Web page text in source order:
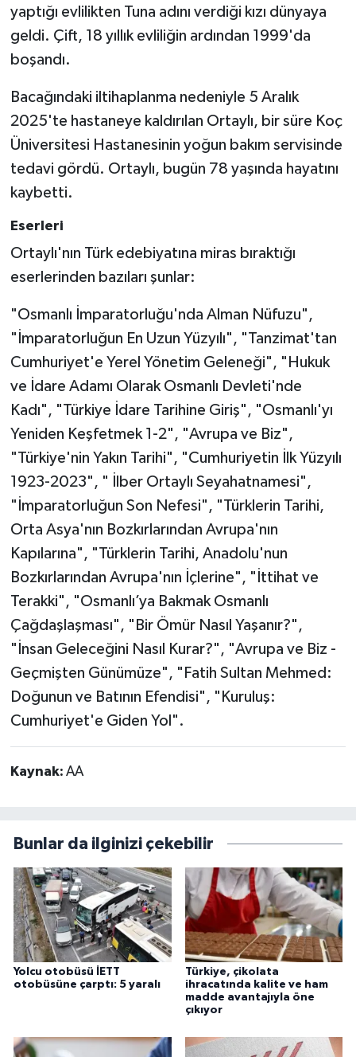
yaptığı evlilikten Tuna adını verdiği kızı dünyaya
geldi. Çift, 18 yıllık evliliğin ardından 1999'da
boşandı.
Bacağındaki iltihaplanma nedeniyle 5 Aralık
2025'te hastaneye kaldırılan Ortaylı, bir süre Koç
Üniversitesi Hastanesinin yoğun bakım servisinde
tedavi gördü. Ortaylı, bugün 78 yaşında hayatını
kaybetti.
Eserleri
Ortaylı'nın Türk edebiyatına miras bıraktığı
eserlerinden bazıları şunlar:
"Osmanlı İmparatorluğu'nda Alman Nüfuzu",
"İmparatorluğun En Uzun Yüzyılı", "Tanzimat'tan
Cumhuriyet'e Yerel Yönetim Geleneği", "Hukuk
ve İdare Adamı Olarak Osmanlı Devleti'nde
Kadı", "Türkiye İdare Tarihine Giriş", "Osmanlı'yı
Yeniden Keşfetmek 1-2", "Avrupa ve Biz",
"Türkiye'nin Yakın Tarihi", "Cumhuriyetin İlk Yüzyılı
1923-2023", " İlber Ortaylı Seyahatnamesi",
"İmparatorluğun Son Nefesi", "Türklerin Tarihi,
Orta Asya'nın Bozkırlarından Avrupa'nın
Kapılarına", "Türklerin Tarihi, Anadolu'nun
Bozkırlarından Avrupa'nın İçlerine", "İttihat ve
Terakki", "Osmanlı’ya Bakmak Osmanlı
Çağdaşlaşması", "Bir Ömür Nasıl Yaşanır?",
"İnsan Geleceğini Nasıl Kurar?", "Avrupa ve Biz -
Geçmişten Günümüze", "Fatih Sultan Mehmed:
Doğunun ve Batının Efendisi", "Kuruluş:
Cumhuriyet'e Giden Yol".
Kaynak: AA
Bunlar da ilginizi çekebilir
Yolcu otobüsü İETT
otobüsüne çarptı: 5 yaralı
Türkiye, çikolata
ihracatında kalite ve ham
madde avantajıyla öne
çıkıyor